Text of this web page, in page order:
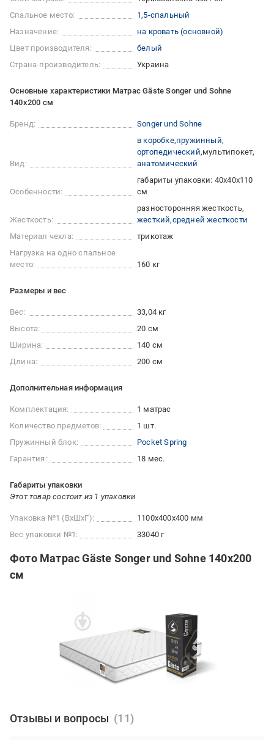
Спальное место:
1,5-спальный
Назначение:
на кровать (основной)
Цвет производителя:
белый
Страна-производитель:
Украина
Основные характеристики Матрас Gäste Songer und Sohne
140x200 см
Бренд: Songer und Sohne
Вид:
в коробке пружинный
ортопедический мультипокет
анатомический
Особенности:
габариты упаковки: 40х40х110
см
Жесткость:
разносторонняя жесткость
жесткий средней жесткости
Материал чехла:
трикотаж
Нагрузка на одно спальное
место:
160 кг
Размеры и вес
Вес:
33,04 кг
Высота:
20 см
Ширина:
140 см
Длина:
200 см
Дополнительная информация
Комплектация:
1 матрас
Количество предметов:
1 шт.
Пружинный блок:
Pocket Spring
Гарантия:
18 мес.
Габариты упаковки
Этот товар состоит из 1 упаковки
Упаковка №1 (ВхШхГ):
1100x400x400 мм
Вес упаковки №1:
33040 г
Фото Матрас Gäste Songer und Sohne 140x200
см
Отзывы и вопросы